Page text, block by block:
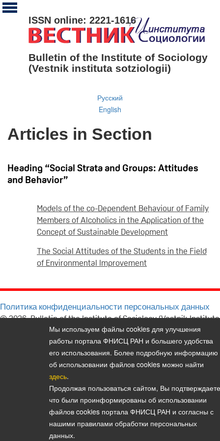
ISSN online: 2221-1616
Bulletin of the Institute of Sociology
(Vestnik instituta sotziologii)
Русский
English
Articles in Section
Heading “Social Strata and Groups: Attitudes
and Behavior”
Models of the co-Dependent Behaviour of Family
Members of Alcoholics in the Аpplication of the
Concept of Sustainable Development
The Social Attitudes of the Students in the Field
of Environmental Improvement
Политика конфиденциальности персональных данных
© 2026, Bulletin of the Institute of Sociology (Vestnik Instituta
vestnik@isras.ru
Мы используем файлы cookies для улучшения
работы портала ФНИСЦ РАН и большего удобства
его использования. Более подробную информацию
об использовании файлов cookies можно найти
здесь.
Продолжая пользоваться сайтом, Вы
что были проинформированы об использовании
файлов cookies портала ФНИСЦ РАН и согласны с
нашими правилами обработки персональных
данных.